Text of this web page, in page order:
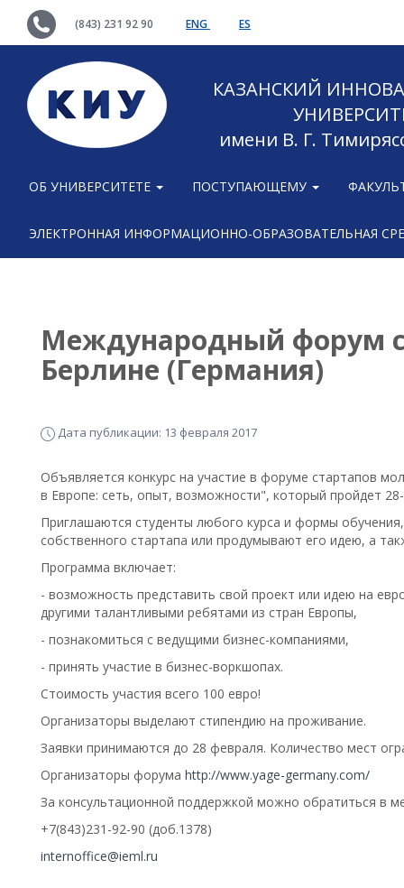
(843) 231 92 90 ENG ES
КАЗАНСКИЙ
имени В. Г.
ОБ УНИВЕРСИТЕТЕ ПОСТУПАЮЩЕМУ
ЭЛЕКТРОННАЯ ИНФОРМАЦИОННО-ОБРАЗОВАТЕЛЬНАЯ
Международный форум
Берлине (Германия)
Дата публикации: 13 февраля 2017
Объявляется конкурс на участие в форуме стартапов
в Европе: сеть, опыт, возможности", который пройдет
Приглашаются студенты любого курса и формы
собственного стартапа или продумывают его идею, а
Программа включает:
- возможность представить свой проект или идею на
другими талантливыми ребятами из стран Европы,
- познакомиться с ведущими бизнес-компаниями,
- принять участие в бизнес-воркшопах.
Стоимость участия всего 100 евро!
Организаторы выделают стипендию на проживание.
Заявки принимаются до 28 февраля. Количество мест
Организаторы форума http://www.yage-germany.com/
За консультационной поддержкой можно обратиться в
+7(843)231-92-90 (доб.1378)
internoffice@ieml.ru